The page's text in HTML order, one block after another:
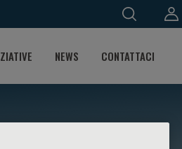
NEWS CONTATTACI